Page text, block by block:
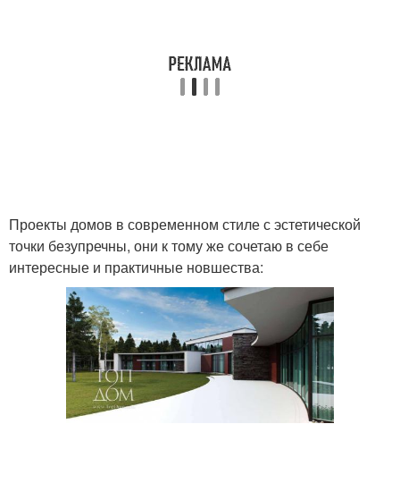
Проекты домов в современном стиле с эстетической
точки безупречны, они к тому же сочетаю в себе
интересные и практичные новшества: